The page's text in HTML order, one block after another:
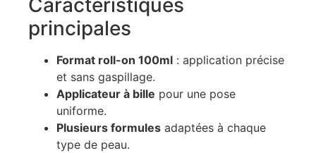
Caractéristiques
principales
Format roll-on 100ml : application précise
et sans gaspillage.
Applicateur à bille pour une pose
uniforme.
Plusieurs formules adaptées à chaque
type de peau.